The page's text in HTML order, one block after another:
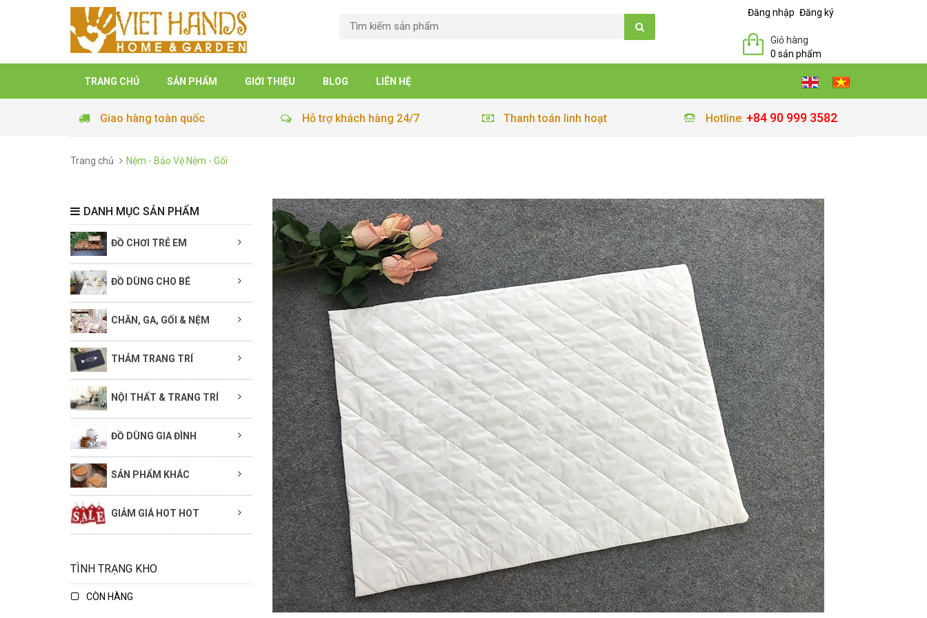
Đăng nhập Đăng ký
Giỏ hàng
0 sản phẩm
TRANG CHỦ SẢN PHẨM GIỚI THIỆU BLOG LIÊN HỆ
Giao hàng toàn quốc Hỗ trợ khách hàng 24/7 Thanh toán linh hoạt Hotline: +84 90 999 3582
Trang chủ Nệm - Bảo Vệ Nệm - Gối
DANH MỤC SẢN PHẨM
ĐỒ CHƠI TRẺ EM
ĐỒ DÙNG CHO BÉ
CHĂN, GA, GỐI & NỆM
THẢM TRANG TRÍ
NỘI THẤT & TRANG TRÍ
ĐỒ DÙNG GIA ĐÌNH
SẢN PHẨM KHÁC
GIẢM GIÁ HOT HOT
TÌNH TRẠNG KHO
CÒN HÀNG